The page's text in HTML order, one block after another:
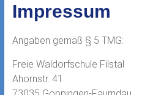
73035
Göppingen-
Faurndau,
41
Impressum
Angaben gemäß § 5 TMG:
Freie Waldorfschule Filstal
Ahornstr. 41